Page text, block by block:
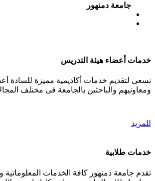
جامعة دمنهور
خدمات أعضاء هيئة التدريس
نسعى لتقديم خدمات أكاديمية مميزة للسادة
ومعاونيهم والباحثين بالجامعة فى مختلف
للمزيد
خدمات طلابية
تقدم جامعة دمنهور كافة الخدمات المعلوماتية و